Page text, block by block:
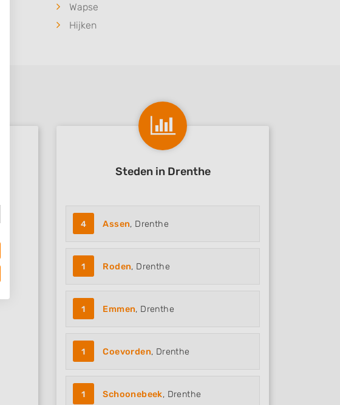
Wapse
Hijken
Steden in Drenthe
4 Assen, Drenthe
1 Roden, Drenthe
1 Emmen, Drenthe
1 Coevorden, Drenthe
1 Schoonebeek, Drenthe